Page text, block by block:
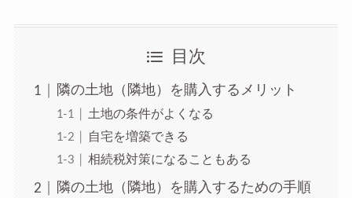
目次
隣の土地（隣地）を購入するメリット
土地の条件がよくなる
自宅を増築できる
相続税対策になることもある
隣の土地（隣地）を購入するための手順